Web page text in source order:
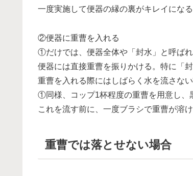
一度実施して便器の縁の裏がキレイにな
②便器に重曹を入れる
①だけでは、便器全体や「封水」と呼ば
便器には直接重曹を振りかける。特に「
重曹を入れる際にはしばらく水を流さな
①同様、コップ1杯程度の重曹を用意し、
これを流す前に、一度ブラシで重曹が溶
重曹では落とせない場合